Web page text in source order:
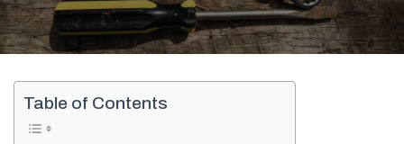
O
U
Table of Contents